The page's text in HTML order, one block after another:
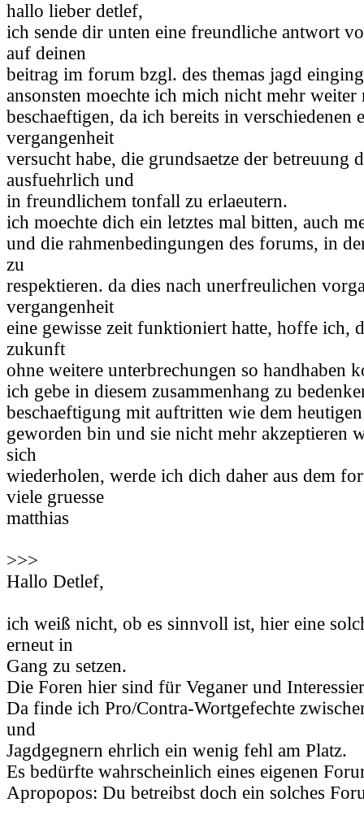
hallo lieber detlef,
ich sende dir unten eine freundliche antwort
auf deinen
beitrag im forum bzgl. des themas jagd
ansonsten moechte ich mich nicht mehr
beschaeftigen, da ich bereits in verschiedenen
vergangenheit
versucht habe, die grundsaetze der betreuung
ausfuehrlich und
in freundlichem tonfall zu erlaeutern.
ich moechte dich ein letztes mal bitten, auch
und die rahmenbedingungen des forums, in
zu
respektieren. da dies nach unerfreulichen
vergangenheit
eine gewisse zeit funktioniert hatte, hoffe ich,
zukunft
ohne weitere unterbrechungen so handhaben
ich gebe in diesem zusammenhang zu
beschaeftigung mit auftritten wie dem
geworden bin und sie nicht mehr akzeptieren
sich
wiederholen, werde ich dich daher aus dem
viele gruesse
matthias
>>>
Hallo Detlef,
ich weiß nicht, ob es sinnvoll ist, hier eine
erneut in
Gang zu setzen.
Die Foren hier sind für Veganer und
Da finde ich Pro/Contra-Wortgefechte
und
Jagdgegnern ehrlich ein wenig fehl am Platz.
Es bedürfte wahrscheinlich eines eigenen
Apropopos: Du betreibst doch ein solches